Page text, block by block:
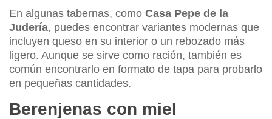
En algunas tabernas, como Casa Pepe de la
Judería, puedes encontrar variantes modernas que
incluyen queso en su interior o un rebozado más
ligero. Aunque se sirve como ración, también es
común encontrarlo en formato de tapa para probarlo
en pequeñas cantidades.
Berenjenas con miel